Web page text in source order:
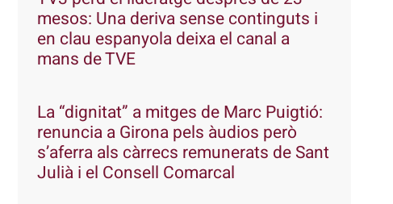
mesos: Una deriva sense continguts i
en clau espanyola deixa el canal a
mans de TVE
La “dignitat” a mitges de Marc Puigtió:
renuncia a Girona pels àudios però
s’aferra als càrrecs remunerats de Sant
Julià i el Consell Comarcal